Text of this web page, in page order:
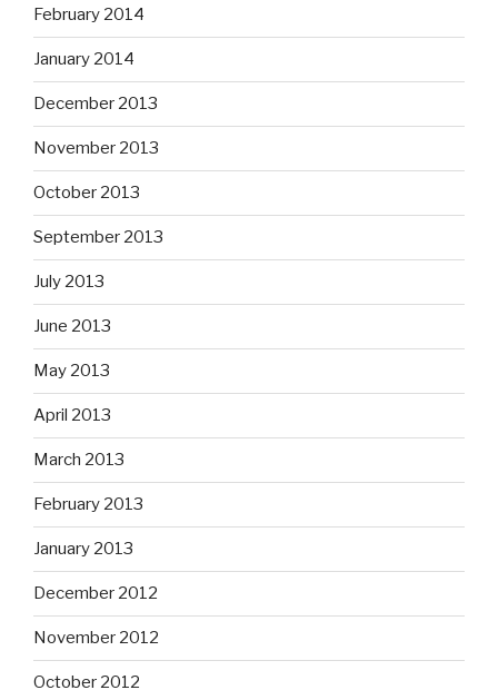
February 2014
January 2014
December 2013
November 2013
October 2013
September 2013
July 2013
June 2013
May 2013
April 2013
March 2013
February 2013
January 2013
December 2012
November 2012
October 2012